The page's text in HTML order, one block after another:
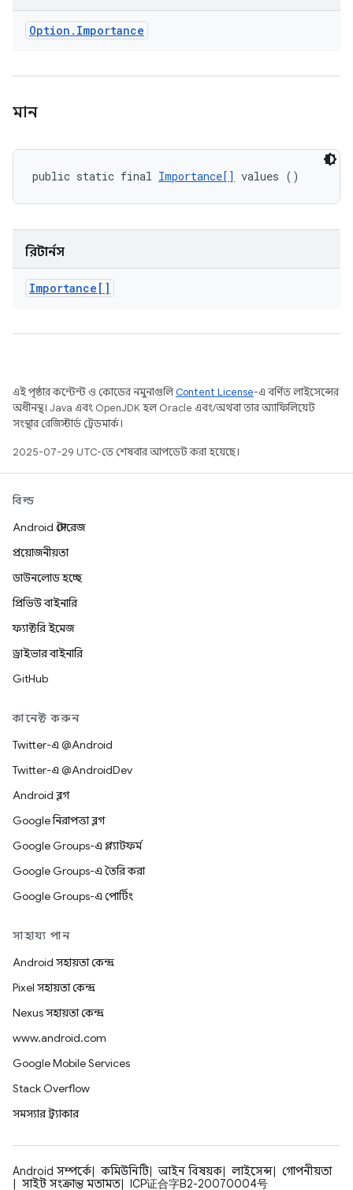
Option . Importance
মান
public static final Importance[] values ()
রিটার্নস
Importance[]
এই পৃষ্ঠার কন্টেন্ট ও কোডের নমুনাগুলিContent License-এ বর্ণিত লাইসেন্সের
অধীনস্থ। Java এবং OpenJDK হল Oracle এবং/অথবা তার অ্যাফিলিয়েট
সংস্থার রেজিস্টার্ড ট্রেডমার্ক।
2025-07-29 UTC-তে শেষবার আপডেট করা হয়েছে।
বিল্ড
Android স্টোরেজ
প্রয়োজনীয়তা
ডাউনলোড হচ্ছে
প্রিভিউ বাইনারি
ফ্যাক্টরি ইমেজ
ড্রাইভার বাইনারি
GitHub
কানেক্ট করুন
Twitter-এ @Android
Twitter-এ @AndroidDev
Android ব্লগ
Google নিরাপত্তা ব্লগ
Google Groups-এ প্ল্যাটফর্ম
Google Groups-এ তৈরি করা
Google Groups-এ পোর্টিং
সাহায্য পান
Android সহায়তা কেন্দ্র
Pixel সহায়তা কেন্দ্র
Nexus সহায়তা কেন্দ্র
www.android.com
Google Mobile Services
Stack Overflow
সমস্যার ট্র্যাকার
Android সম্পর্কে কমিউনিটি আইন বিষয়ক লাইসেন্স
গোপনীয়তা
সাইট সংক্রান্ত মতামত
ICP证合字B2-20070004号